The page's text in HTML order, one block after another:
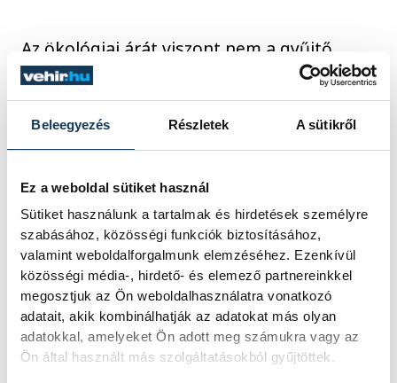
Beleegyezés Részletek A sütikről
Ez a weboldal sütiket használ
Sütiket használunk a tartalmak és hirdetések személyre
szabásához, közösségi funkciók biztosításához,
valamint weboldalforgalmunk elemzéséhez. Ezenkívül
közösségi média-, hirdető- és elemező partnereinkkel
megosztjuk az Ön weboldalhasználatra vonatkozó
adatait, akik kombinálhatják az adatokat más olyan
adatokkal, amelyeket Ön adott meg számukra vagy az
Ön által használt más szolgáltatásokból gyűjtöttek.
Az ökológiai árát viszont nem a gyűjtő,
hanem a bolygó fizeti meg: mikroműanyag
formájában az óceánban, vagy épp a
levegőben, amit belélegzünk.
A zöld lelkiismeret ébredése
Az utóbbi időben megjelent egy
ellenmozgalom is: a „slow collecting” és a
„digital collectibles” irányzata, amely arra
ösztönöz, hogy kevesebbet, tudatosabban